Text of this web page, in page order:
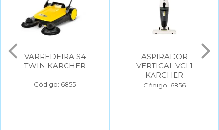
VARREDEIRA S4
TWIN KARCHER
Código: 6855
ASPIRADOR
VERTICAL VCL1
KARCHER
Código: 6856